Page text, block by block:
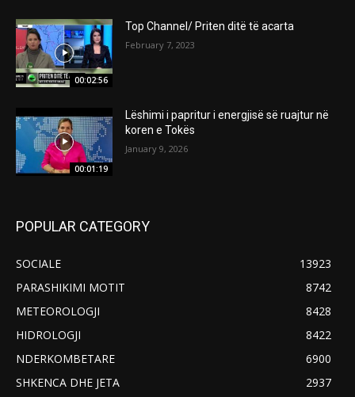
00:02:56
Top Channel/ Priten ditë të acarta
February 7, 2023
00:01:19
Lëshimi i papritur i energjisë së ruajtur në
koren e Tokës
January 9, 2026
POPULAR CATEGORY
SOCIALE
13923
PARASHIKIMI MOTIT
8742
METEOROLOGJI
8428
HIDROLOGJI
8422
NDERKOMBETARE
6900
SHKENCA DHE JETA
2937